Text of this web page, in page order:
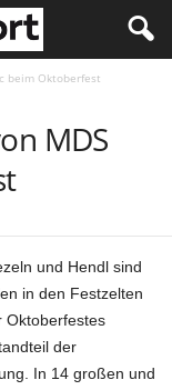
beim Oktoberfest
MDS
und Hendl sind
in den Festzelten
Oktoberfestes
der
In 14 großen und